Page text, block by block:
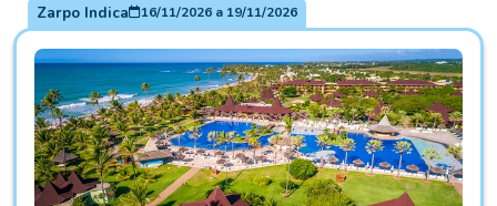
Zarpo Indica 16/11/2026a 19/11/2026